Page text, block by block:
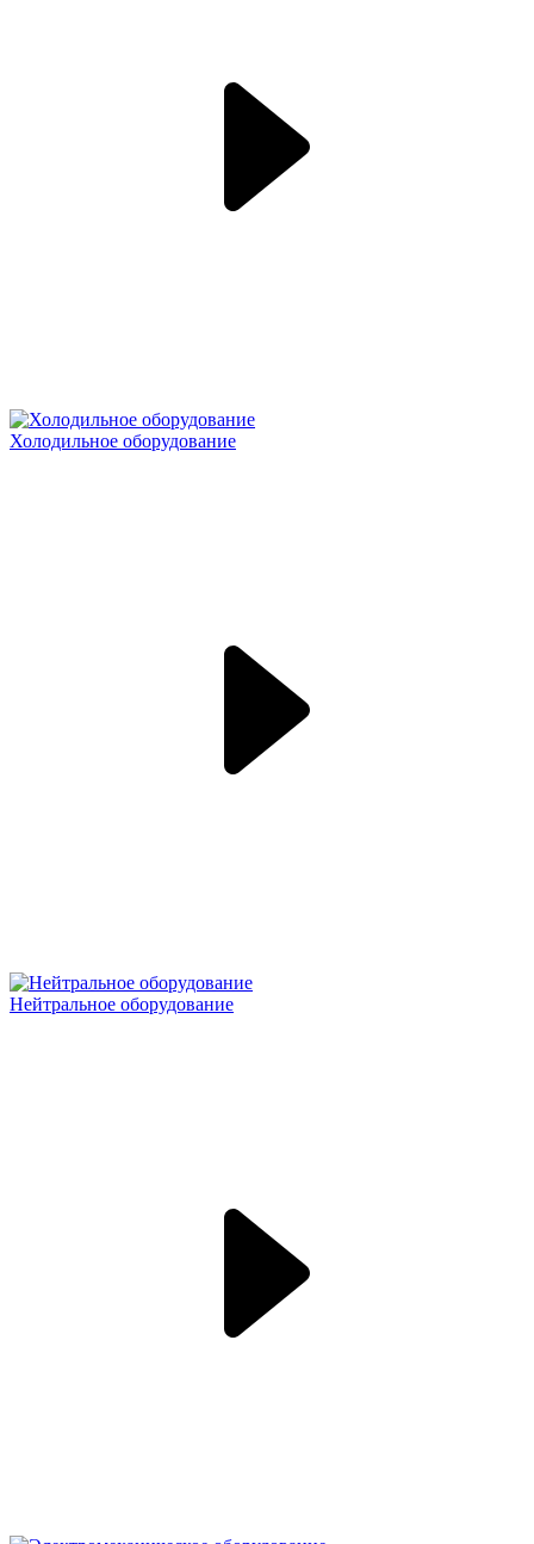
Холодильное оборудование
Нейтральное оборудование